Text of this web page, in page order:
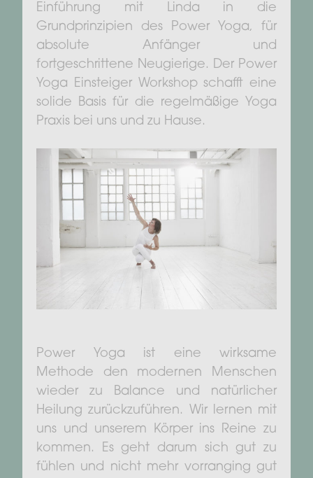
Einführung mit Linda in die
Grundprinzipien des Power Yoga, für
absolute Anfänger und
fortgeschrittene Neugierige. Der Power
Yoga Einsteiger Workshop schafft eine
solide Basis für die regelmäßige Yoga
Praxis bei uns und zu Hause.
Power Yoga ist eine wirksame
Methode den modernen Menschen
wieder zu Balance und natürlicher
Heilung zurückzuführen. Wir lernen mit
uns und unserem Körper ins Reine zu
kommen. Es geht darum sich gut zu
fühlen und nicht mehr vorranging gut